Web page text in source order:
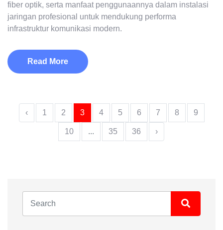
fiber optik, serta manfaat penggunaannya dalam instalasi
jaringan profesional untuk mendukung performa
infrastruktur komunikasi modern.
Read More
‹ 1 2 3 4 5 6 7 8 9
10 ... 35 36 ›